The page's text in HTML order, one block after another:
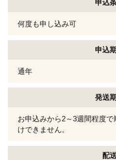
申込
何度も申し込み可
申込
通年
発送
お申込みから2～3週間程度
けできません。
配送